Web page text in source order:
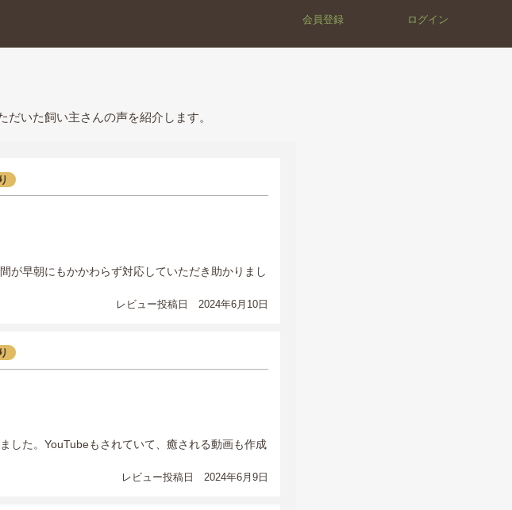
会員登録 ログイン
だいた飼い主さんの声を紹介します。
が早朝にもかかわらず対応していただき助かりまし
レビュー投稿日 2024年6月10日
した。YouTubeもされていて、癒される動画も作成
レビュー投稿日 2024年6月9日